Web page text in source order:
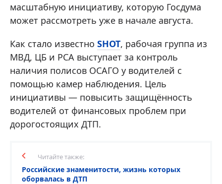
масштабную инициативу, которую Госдума
может рассмотреть уже в начале августа.
Как стало известно SHOT, рабочая группа из
МВД, ЦБ и РСА выступает за контроль
наличия полисов ОСАГО у водителей с
помощью камер наблюдения. Цель
инициативы — повысить защищённость
водителей от финансовых проблем при
дорогостоящих ДТП.
Читайте также:
Российские знаменитости, жизнь которых
оборвалась в ДТП